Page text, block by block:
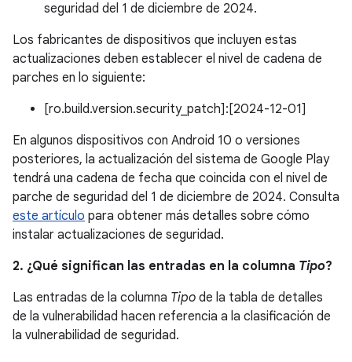
seguridad del 1 de diciembre de 2024.
Los fabricantes de dispositivos que incluyen estas
actualizaciones deben establecer el nivel de cadena de
parches en lo siguiente:
[ro.build.version.security_patch]:[2024-12-01]
En algunos dispositivos con Android 10 o versiones
posteriores, la actualización del sistema de Google Play
tendrá una cadena de fecha que coincida con el nivel de
parche de seguridad del 1 de diciembre de 2024. Consulta
este artículo para obtener más detalles sobre cómo
instalar actualizaciones de seguridad.
2. ¿Qué significan las entradas en la columna Tipo?
Las entradas de la columna Tipo de la tabla de detalles
de la vulnerabilidad hacen referencia a la clasificación de
la vulnerabilidad de seguridad.